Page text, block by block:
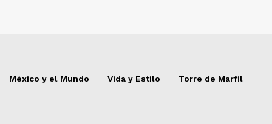
México y el Mundo Vida y Estilo Torre de Marfil